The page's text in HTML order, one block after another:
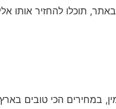
תוכלו להחזיר אותו
במחירים הכי טובים